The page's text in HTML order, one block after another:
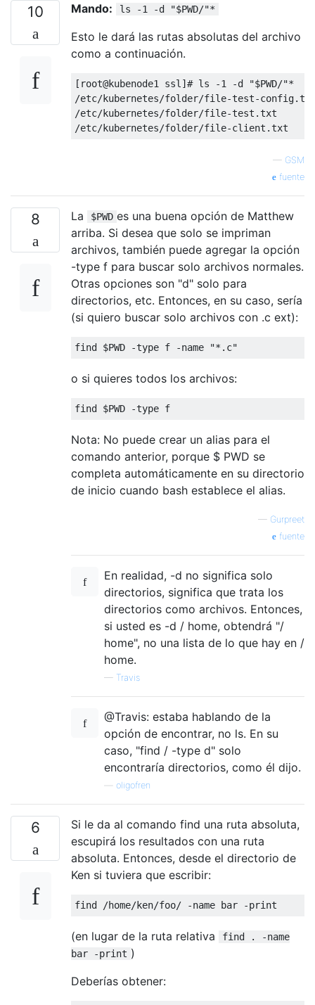
10 Mando: ls -1 -d "$PWD/"*
Esto le dará las rutas absolutas del archivo
como a continuación.
[root@kubenode1 ssl]# ls -1 -d "$PWD/"*
/etc/kubernetes/folder/file-test-
/etc/kubernetes/folder/file-test.txt
— GSM
fuente
8 La $PWD es una buena opción de Matthew
arriba. Si desea que solo se impriman
archivos, también puede agregar la opción
-type f para buscar solo archivos normales.
Otras opciones son "d" solo para
directorios, etc. Entonces, en su caso, sería
(si quiero buscar solo archivos con .c ext):
o si quieres todos los archivos:
Nota: No puede crear un alias para el
comando anterior, porque $ PWD se
completa automáticamente en su directorio
de inicio cuando bash establece el alias.
— Gurpreet
fuente
En realidad, -d no significa solo
directorios, significa que trata los
directorios como archivos. Entonces,
si usted es -d / home, obtendrá "/
home", no una lista de lo que hay en /
home.
— Travis
@Travis: estaba hablando de la
opción de encontrar, no ls. En su
caso, "find / -type d" solo
encontraría directorios, como él dijo.
oligofren
6
Si le da al comando find una ruta absoluta,
escupirá los resultados con una ruta
absoluta. Entonces, desde el directorio de
Ken si tuviera que escribir:
(en lugar de la ruta relativa
find . -name
bar -print )
Deberías obtener: